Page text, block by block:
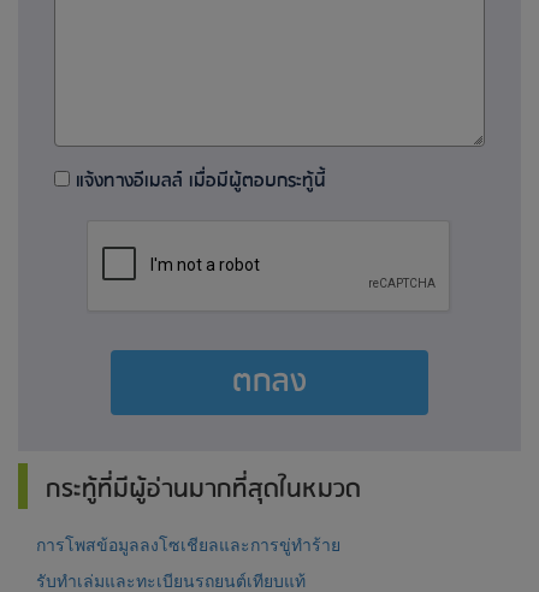
แจ้งทางอีเมลล์ เมื่อมีผู้ตอบกระทู้นี้
ตกลง
กระทู้ที่มีผู้อ่านมากที่สุดในหมวด
การโพสข้อมูลลงโซเชียลและการขู่ทำร้าย
รับทำเล่มและทะเบียนรถยนต์เทียบแท้